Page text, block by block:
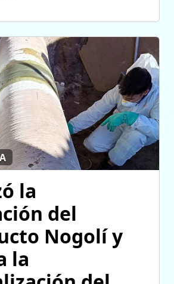
la
del
Nogolí y
la